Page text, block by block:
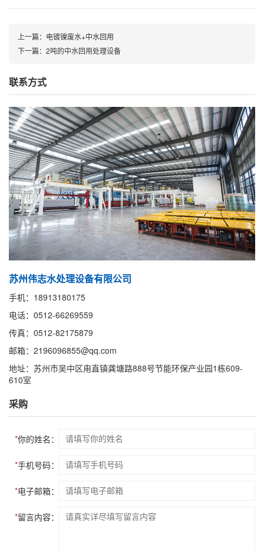
上一篇：电镀镍废水+中水回用
下一篇：2吨的中水回用处理设备
联系方式
苏州伟志水处理设备有限公司
手机：18913180175
电话：0512-66269559
传真：0512-82175879
邮箱：2196096855@qq.com
地址：苏州市吴中区甪直镇龚塘路888号节能环保产业园1栋609-
610室
采购
*你的姓名：
*手机号码：
*电子邮箱：
*留言内容：